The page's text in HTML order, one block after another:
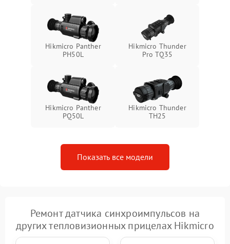
Поломка системы защиты
от перенапряжения
Подробнее →
Поломка системы защиты
1500 ₽ Подробнее →
Hikmicro Panther
PH50L
Hikmicro Thunder
Pro TQ35
Hikmicro Panther
PQ50L
Hikmicro Thunder
TH25
Показать все модели
Ремонт датчика синхроимпульсов на
других тепловизионных прицелах Hikmicro